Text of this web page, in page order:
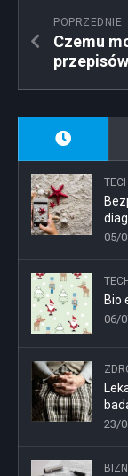
POPRZEDNIE
Czemu
05/
Bio
06/
23/